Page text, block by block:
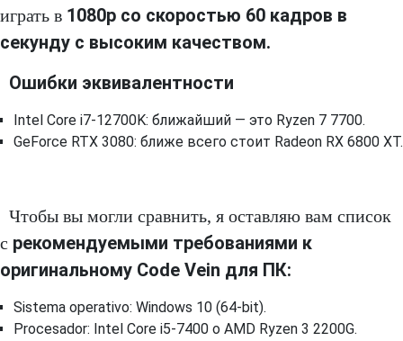
играть в 1080p со скоростью 60 кадров в
секунду с высоким качеством.
Ошибки эквивалентности
Intel Core i7-12700K: ближайший — это Ryzen 7 7700.
GeForce RTX 3080: ближе всего стоит Radeon RX 6800 XT.
Чтобы вы могли сравнить, я оставляю вам список
с рекомендуемыми требованиями к
оригинальному Code Vein для ПК:
Sistema operativo: Windows 10 (64-bit).
Procesador: Intel Core i5-7400 o AMD Ryzen 3 2200G.